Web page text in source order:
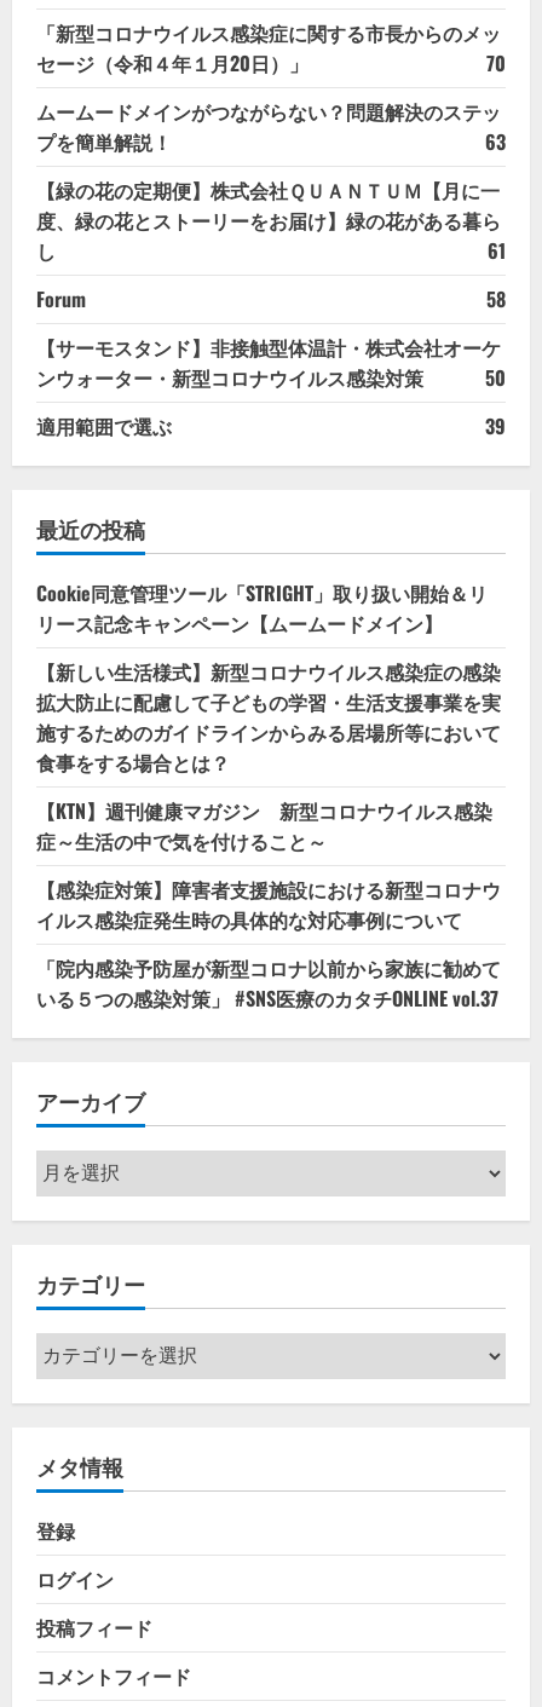
「新型コロナウイルス感染症に関する市長からのメッ
セージ（令和４年１月20日）」
70
ムームードメインがつながらない？問題解決のステッ
プを簡単解説！
63
【緑の花の定期便】株式会社ＱＵＡＮＴＵＭ【月に一
度、緑の花とストーリーをお届け】緑の花がある暮ら
し
61
Forum
58
【サーモスタンド】非接触型体温計・株式会社オーケ
ンウォーター・新型コロナウイルス感染対策
50
適用範囲で選ぶ
39
最近の投稿
Cookie同意管理ツール「STRIGHT」取り扱い開始＆リ
リース記念キャンペーン【ムームードメイン】
【新しい生活様式】新型コロナウイルス感染症の感染
拡大防止に配慮して子どもの学習・生活支援事業を実
施するためのガイドラインからみる居場所等において
食事をする場合とは？
【KTN】週刊健康マガジン 新型コロナウイルス感染
症～生活の中で気を付けること～
【感染症対策】障害者支援施設における新型コロナウ
イルス感染症発生時の具体的な対応事例について
「院内感染予防屋が新型コロナ以前から家族に勧めて
いる５つの感染対策」 #SNS医療のカタチONLINE vol.37
アーカイブ
ア
ー
カ
ブ
カテゴリー
カ
テ
ゴ
ー
メタ情報
登録
ログイン
投稿フィード
コメントフィード